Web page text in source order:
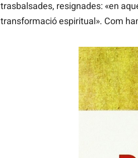
trasbalsades, resignades: «en
transformació espiritual». Com